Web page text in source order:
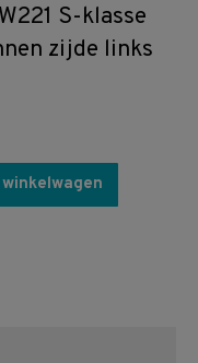
S-klasse
zijde links